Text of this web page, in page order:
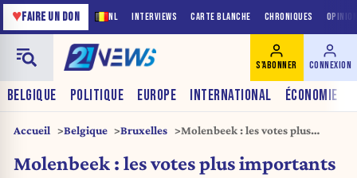
NL INTERVIEWS CARTE BLANCHE CHRONIQUES
♥FAIRE UN DON
BELGIQUE POLITIQUE EUROPE INTERNATIONAL ÉCONOMIE
S'ABONNER CONNEXION
Accueil Belgique Bruxelles
Molenbeek : les votes plus
stationnement (Chronique)
Molenbeek : les votes plus importants